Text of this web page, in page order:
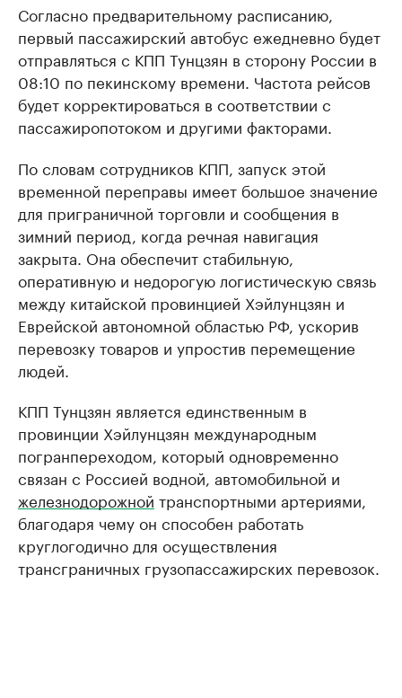
Согласно предварительному расписанию,
первый пассажирский автобус ежедневно будет
отправляться с КПП Тунцзян в сторону России в
08:10 по пекинскому времени. Частота рейсов
будет корректироваться в соответствии с
пассажиропотоком и другими факторами.
По словам сотрудников КПП, запуск этой
временной переправы имеет большое значение
для приграничной торговли и сообщения в
зимний период, когда речная навигация
закрыта. Она обеспечит стабильную,
оперативную и недорогую логистическую связь
между китайской провинцией Хэйлунцзян и
Еврейской автономной областью РФ, ускорив
перевозку товаров и упростив перемещение
людей.
КПП Тунцзян является единственным в
провинции Хэйлунцзян международным
погранпереходом, который одновременно
связан с Россией водной, автомобильной и
железнодорожной транспортными артериями,
благодаря чему он способен работать
круглогодично для осуществления
трансграничных грузопассажирских перевозок.